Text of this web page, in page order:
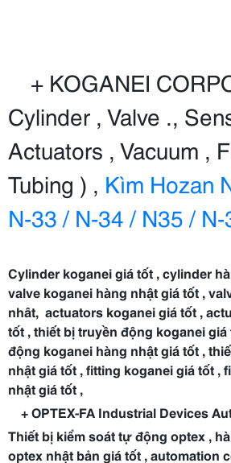
+ KOGANEI
Cylinder , Valve .,
Actuators , Vacuum ,
Tubing ) , Kìm Hozan
N-33 / N-34 / N35 /
Cylinder koganei giá tốt , cylinder
valve koganei hàng nhật giá tốt ,
nhât, actuators koganei giá tốt ,
tốt , thiết bị truyền động koganei
động koganei hàng nhật giá tốt ,
nhật giá tốt , fitting koganei giá tốt ,
nhật giá tốt ,
+OPTEX-FA Industrial Devices
Thiết bị kiểm soát tự động optex ,
optex nhật bản giá tốt , automation